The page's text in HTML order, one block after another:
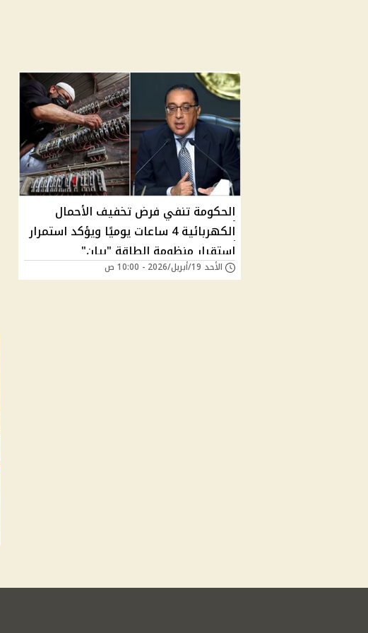
الحكومة تنفي فرض تخفيف الأحمال
الكهربائية 4 ساعات يوميًا ويؤكد استمرار
استقرار منظومة الطاقة "بيان"
الأحد 19/أبريل/2026 - 10:00 ص